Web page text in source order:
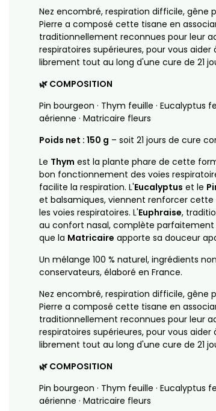
Nez encombré, respiration difficile, gêne
Pierre a composé cette tisane en
traditionnellement reconnues pour leur
respiratoires supérieures, pour vous aider
librement tout au long d'une cure de 21
🌿 COMPOSITION
Pin bourgeon · Thym feuille · Eucalyptus
aérienne · Matricaire fleurs
Poids net : 150 g – soit 21 jours de cure
Le Thym est la plante phare de cette
bon fonctionnement des voies
facilite la respiration. L'Eucalyptus et le
et balsamiques, viennent renforcer
les voies respiratoires. L'Euphraise,
au confort nasal, complète parfaitement
que la Matricaire apporte sa douceur
Un mélange 100 % naturel, ingrédients
conservateurs, élaboré en France.
Nez encombré, respiration difficile, gêne
Pierre a composé cette tisane en
traditionnellement reconnues pour leur
respiratoires supérieures, pour vous aider
librement tout au long d'une cure de 21
🌿 COMPOSITION
Pin bourgeon · Thym feuille · Eucalyptus
aérienne · Matricaire fleurs